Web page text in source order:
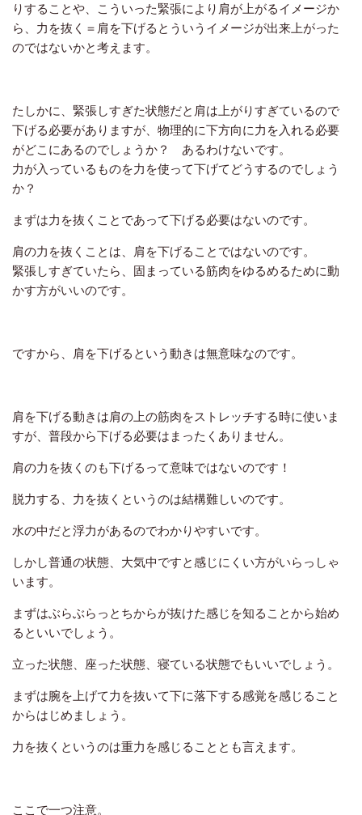
りすることや、こういった緊張により肩が上がるイメージか
ら、力を抜く＝肩を下げるとういうイメージが出来上がった
のではないかと考えます。
たしかに、緊張しすぎた状態だと肩は上がりすぎているので
下げる必要がありますが、物理的に下方向に力を入れる必要
がどこにあるのでしょうか？ あるわけないです。
力が入っているものを力を使って下げてどうするのでしょう
か？
まずは力を抜くことであって下げる必要はないのです。
肩の力を抜くことは、肩を下げることではないのです。
緊張しすぎていたら、固まっている筋肉をゆるめるために動
かす方がいいのです。
ですから、肩を下げるという動きは無意味なのです。
肩を下げる動きは肩の上の筋肉をストレッチする時に使いま
すが、普段から下げる必要はまったくありません。
肩の力を抜くのも下げるって意味ではないのです！
脱力する、力を抜くというのは結構難しいのです。
水の中だと浮力があるのでわかりやすいです。
しかし普通の状態、大気中ですと感じにくい方がいらっしゃ
います。
まずはぶらぶらっとちからが抜けた感じを知ることから始め
るといいでしょう。
立った状態、座った状態、寝ている状態でもいいでしょう。
まずは腕を上げて力を抜いて下に落下する感覚を感じること
からはじめましょう。
力を抜くというのは重力を感じることとも言えます。
ここで一つ注意。